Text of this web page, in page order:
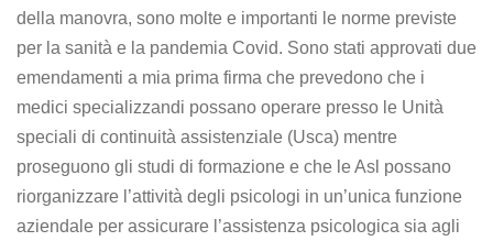
della manovra, sono molte e importanti le norme previste
per la sanità e la pandemia Covid. Sono stati approvati due
emendamenti a mia prima firma che prevedono che i
medici specializzandi possano operare presso le Unità
speciali di continuità assistenziale (Usca) mentre
proseguono gli studi di formazione e che le Asl possano
riorganizzare l’attività degli psicologi in un’unica funzione
aziendale per assicurare l’assistenza psicologica sia agli